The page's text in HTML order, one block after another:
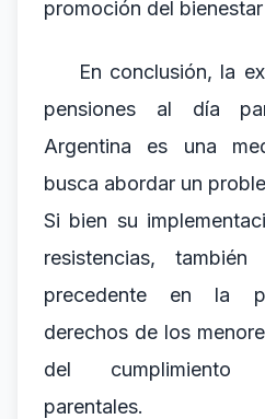
promoción del
En conclusión, la
pensiones al día
Argentina es una
busca abordar un
Si bien su
resistencias,
precedente en la
derechos de los
del cumplimiento
parentales.